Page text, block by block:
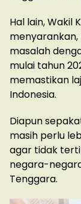
Hal lain, Wakil
masalah
mulai tahun
memastikan
Indonesia.
Diapun
masih perlu
agar tidak
negara-
Tenggara.